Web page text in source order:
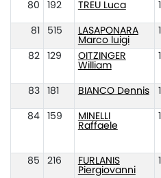
80
192 TREU Luca
81
515
LASAPONARA
Marco luigi
82
129
OITZINGER
William
83
181 BIANCO Dennis
84
159
MINELLI
Raffaele
85
216
FURLANIS
Piergiovanni